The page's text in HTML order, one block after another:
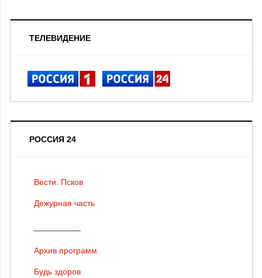
ТЕЛЕВИДЕНИЕ
РОССИЯ 24
Вести. Псков
Дежурная часть
Архив программ
Будь здоров